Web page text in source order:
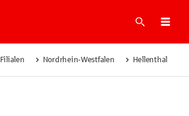
Suche
Filialen Nordrhein-Westfalen Hellenthal